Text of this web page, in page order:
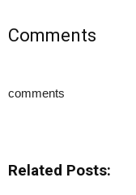
Comments
comments
Related Posts: